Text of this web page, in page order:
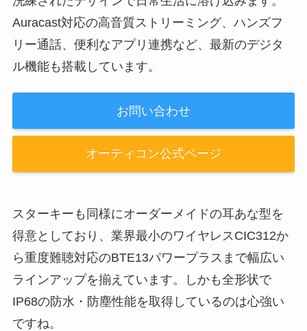
Auracast対応の高音質ストリーミング、ハンズフ
リー通話、便利なアプリ連携など、最新のデジタ
ル機能も搭載しています。
お問い合わせ
オーティコン公式ページ
スターキーも同様にオーダーメイドの耳あな型を
得意としており、業界最小のワイヤレスCIC312か
ら重度難聴対応のBTE13パワープラスまで幅広い
ラインアップを揃えています。しかも全形状で
IP68の防水・防塵性能を取得しているのは心強い
ですね。